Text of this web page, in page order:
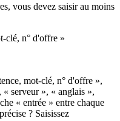
vous devez saisir au moins
clé, n° d'offre »
mot-clé, n° d'offre »,
serveur », « anglais »,
« entrée » entre chaque
? Saisissez